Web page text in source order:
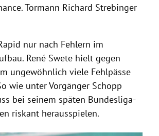
Tormann Richard Strebinger
nur nach Fehlern im
René Swete hielt gegen
ungewöhnlich viele Fehlpässe
wie unter Vorgänger Schopp
bei seinem späten Bundesliga-
riskant herausspielen.